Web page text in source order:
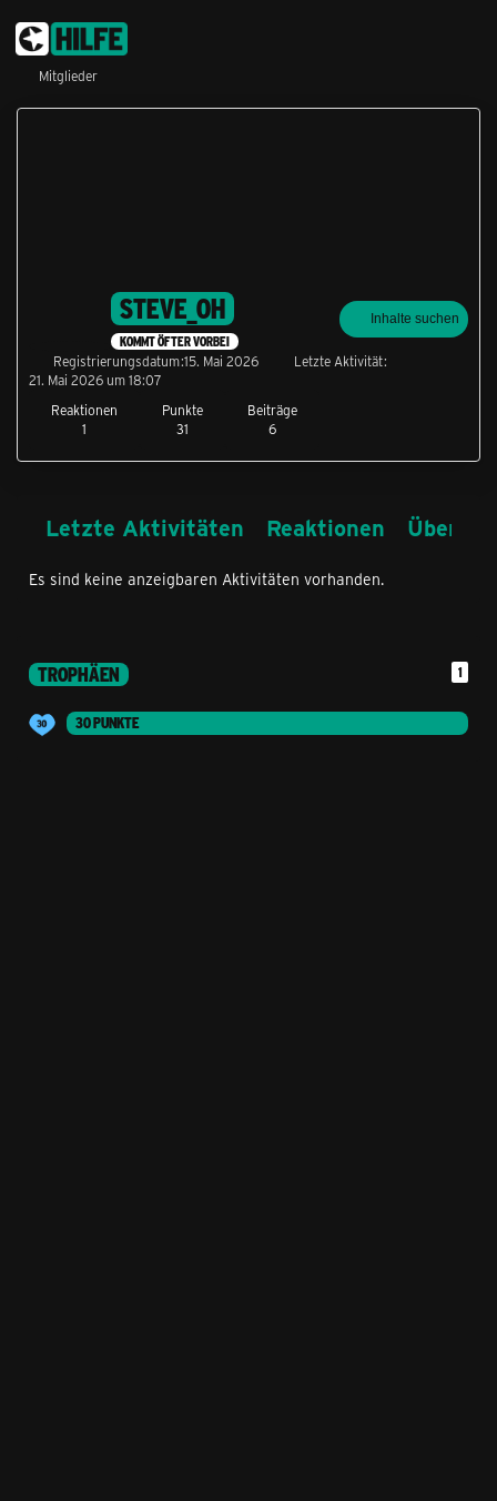
Mitglieder
STEVE_OH
KOMMT ÖFTER VORBEI
Reaktionen
1
Punkte
31
Beiträge
6
Inhalte suchen
Registrierungsdatum 15. Mai 2026
Letzte Aktivität
21. Mai 2026 um 18:07
Letzte Aktivitäten Reaktionen Über
Es sind keine anzeigbaren Aktivitäten vorhanden.
TROPHÄEN 1
30 PUNKTE